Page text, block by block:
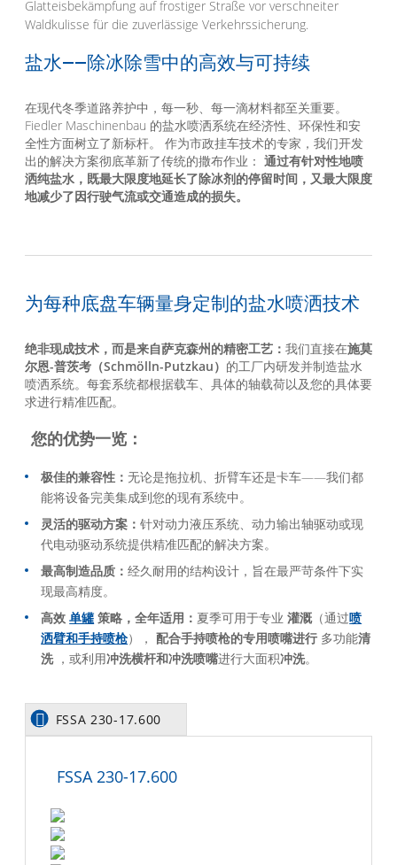
盐水——除冰除雪中的高效与可持续
在现代冬季道路养护中，每一秒、每一滴材料都至关重要。
Fiedler Maschinenbau 的盐水喷洒系统在经济性、环保性和安
全性方面树立了新标杆。 作为市政挂车技术的专家，我们开发
出的解决方案彻底革新了传统的撒布作业： 通过有针对性地喷
洒纯盐水，既最大限度地延长了除冰剂的停留时间，又最大限度
地减少了因行驶气流或交通造成的损失。
为每种底盘车辆量身定制的盐水喷洒技术
绝非现成技术，而是来自萨克森州的精密工艺： 我们直接在施莫
尔恩-普茨考（Schmölln-Putzkau） 的工厂内研发并制造盐水
喷洒系统。每套系统都根据载车、具体的轴载荷以及您的具体要
求进行精准匹配。
您的优势一览：
极佳的兼容性：无论是拖拉机、折臂车还是卡车——我们都
能将设备完美集成到您的现有系统中。
灵活的驱动方案：针对动力液压系统、动力输出轴驱动或现
代电动驱动系统提供精准匹配的解决方案。
最高制造品质：经久耐用的结构设计，旨在最严苛条件下实
现最高精度。
高效单罐 策略，全年适用： 夏季可用于专业 灌溉（通过喷
洒臂和手持喷枪）， 配合手持喷枪的专用喷嘴进行 多功能清
洗 ，或利用冲洗横杆和冲洗喷嘴进行大面积冲洗。
FSSA 230-17.600
FSSA 230-17.600